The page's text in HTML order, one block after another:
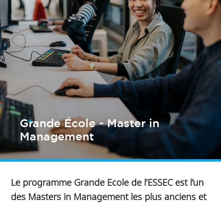
Grande École - Master in
Management
Le programme Grande Ecole de l’ESSEC est l’un
des Masters in Management les plus anciens et